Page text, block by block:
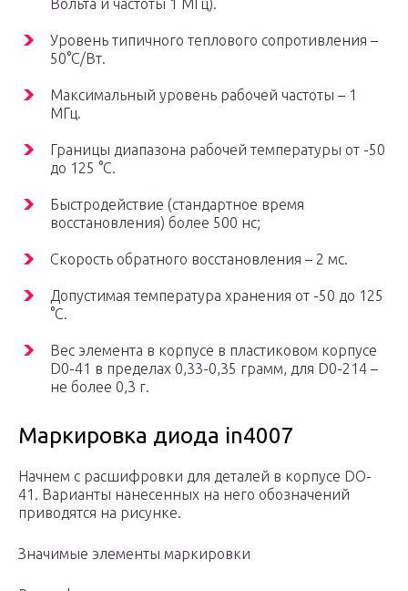
Вольта и частоты 1 МГц).
Уровень типичного теплового сопротивления –
50°С/Вт.
Максимальный уровень рабочей частоты – 1
МГц.
Границы диапазона рабочей температуры от -50
до 125 °С.
Быстродействие (стандартное время
восстановления) более 500 нс;
Скорость обратного восстановления – 2 мс.
Допустимая температура хранения от -50 до 125
°С.
Вес элемента в корпусе в пластиковом корпусе
D0-41 в пределах 0,33-0,35 грамм, для D0-214 –
не более 0,3 г.
Маркировка диода in4007
Начнем с расшифровки для деталей в корпусе DO-
41. Варианты нанесенных на него обозначений
приводятся на рисунке.
Значимые элементы маркировки